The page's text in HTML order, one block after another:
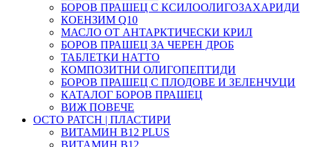
БОРОВ ПРАШЕЦ С КСИЛООЛИГОЗАХАРИДИ
КОЕНЗИМ Q10
МАСЛО ОТ АНТАРКТИЧЕСКИ КРИЛ
БОРОВ ПРАШЕЦ ЗА ЧЕРЕН ДРОБ
ТАБЛЕТКИ НАТТО
КОМПОЗИТНИ ОЛИГОПЕПТИДИ
БОРОВ ПРАШЕЦ С ПЛОДОВЕ И ЗЕЛЕНЧУЦИ
КАТАЛОГ БОРОВ ПРАШЕЦ
ВИЖ ПОВЕЧЕ
OCTO PATCH | ПЛАСТИРИ
ВИТАМИН B12 PLUS